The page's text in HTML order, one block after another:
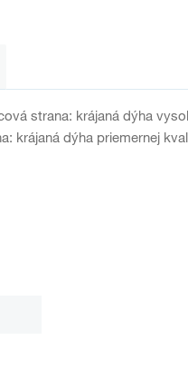
strana: krájaná dýha
krájaná dýha priemernej